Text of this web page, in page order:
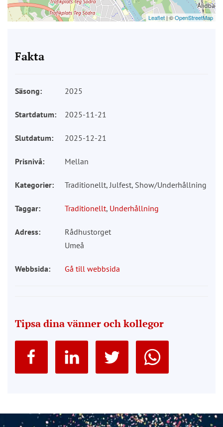
Leaflet| ©OpenStreetMap
Fakta
Säsong: 2025
Startdatum: 2025-11-21
Slutdatum: 2025-12-21
Prisnivå: Mellan
Kategorier: Traditionellt, Julfest, Show/Underhållning
Taggar: Traditionellt, Underhållning
Adress:
Rådhustorget
Umeå
Webbsida: Gå till webbsida
Tipsa dina vänner och kollegor